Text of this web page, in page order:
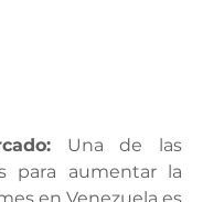
Una de las
para aumentar la